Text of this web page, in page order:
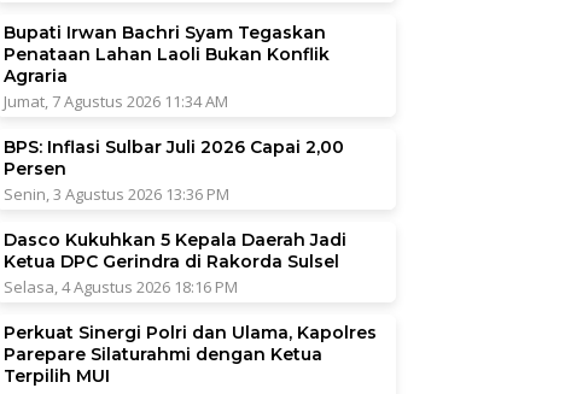
Bupati Irwan Bachri Syam Tegaskan
Penataan Lahan Laoli Bukan Konflik
Agraria
Jumat, 7 Agustus 2026 11:34 AM
BPS: Inflasi Sulbar Juli 2026 Capai 2,00
Persen
Senin, 3 Agustus 2026 13:36 PM
Dasco Kukuhkan 5 Kepala Daerah Jadi
Ketua DPC Gerindra di Rakorda Sulsel
Selasa, 4 Agustus 2026 18:16 PM
Perkuat Sinergi Polri dan Ulama, Kapolres
Parepare Silaturahmi dengan Ketua
Terpilih MUI